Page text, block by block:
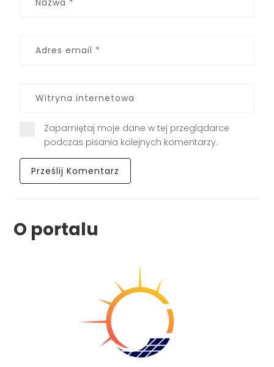
Zapamiętaj moje dane w tej przeglądarce
podczas pisania kolejnych komentarzy.
O portalu